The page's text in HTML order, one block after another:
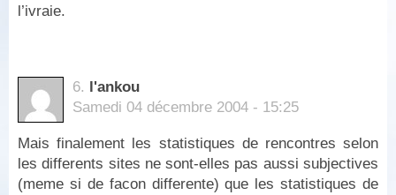
l’ivraie.
6. l'ankou
Samedi 04 décembre 2004 - 15:25
Mais finalement les statistiques de rencontres selon
les differents sites ne sont-elles pas aussi subjectives
(meme si de facon differente) que les statistiques de